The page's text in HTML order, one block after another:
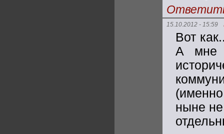
15.10.2012 - 15:59
Вот
А мне
ныне